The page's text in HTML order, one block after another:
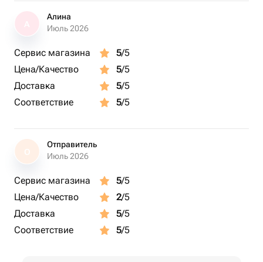
Алина
Июль 2026
Сервис магазина 5/5
Цена/Качество
5/5
Доставка
5/5
Соответствие
5/5
О
Отправитель
Июль 2026
Сервис магазина 5/5
Цена/Качество
2/5
Доставка
5/5
Соответствие
5/5